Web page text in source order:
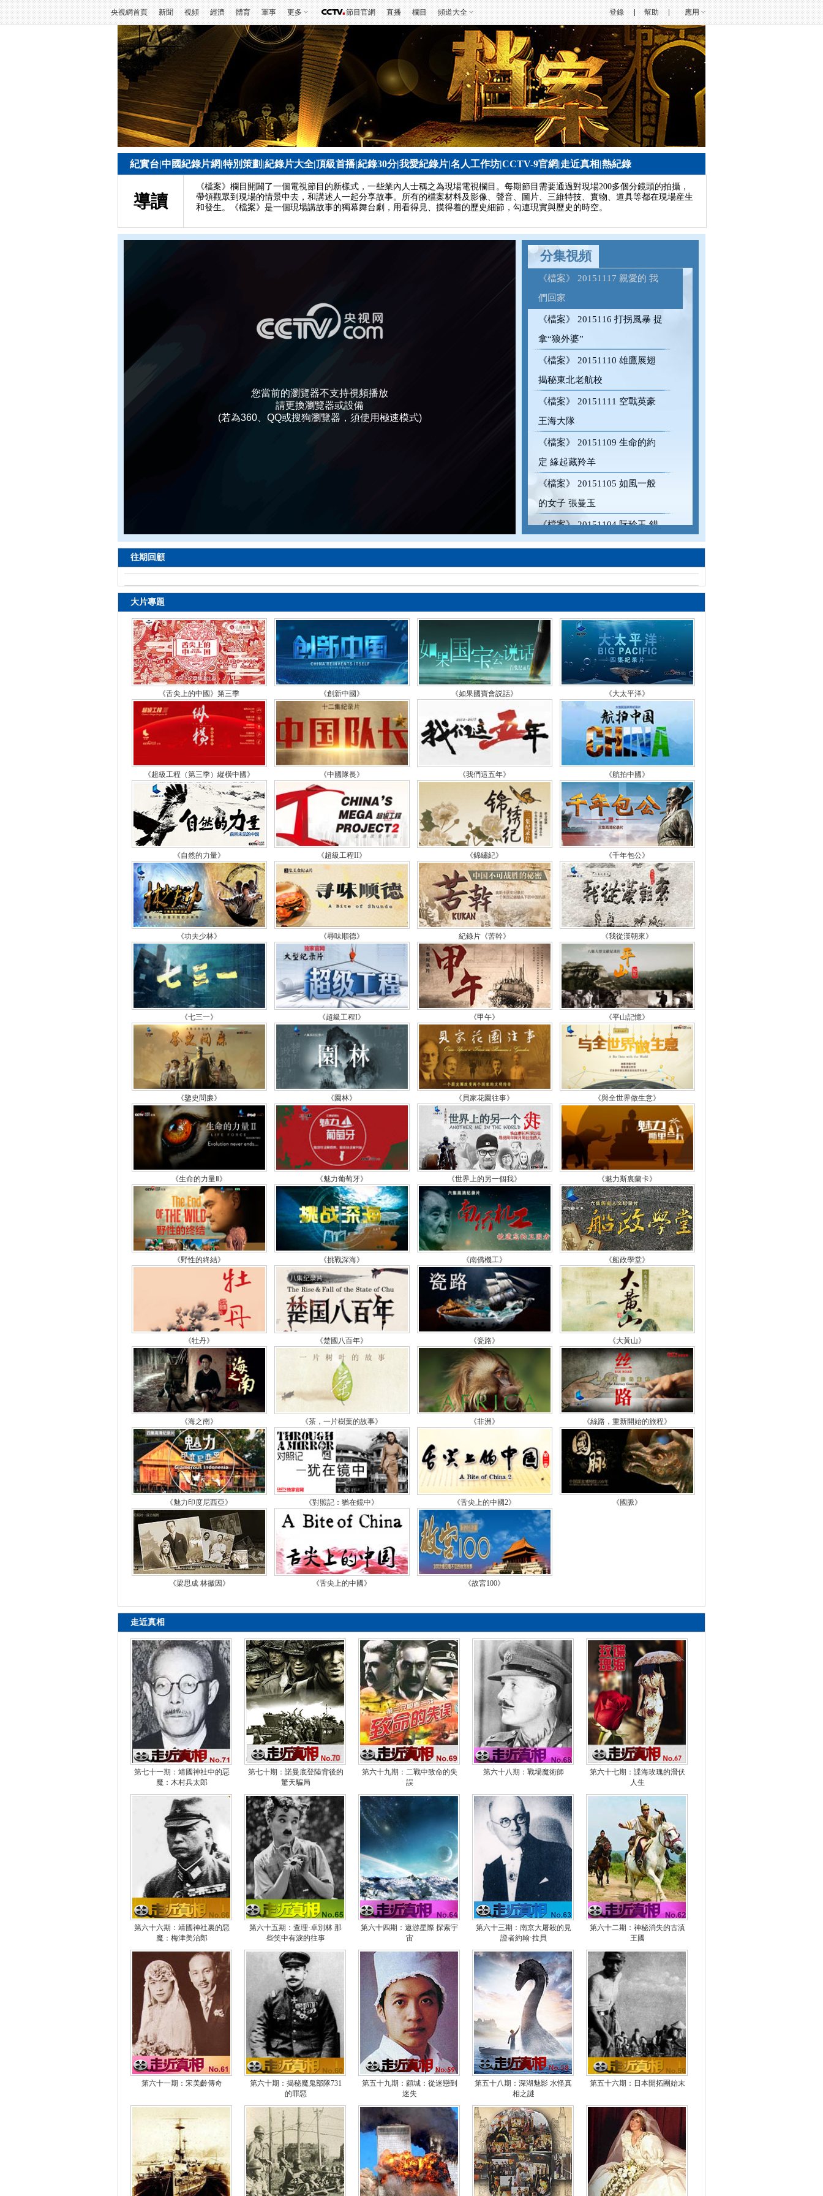
央視網首頁 新聞 視頻 經濟 體育 軍事 更多 節目官網 直播 欄目 頻道大全 幫助 應用
登錄
紀實台|中國紀錄片網|特別策劃 |紀錄片大全|頂級首播|紀錄30分|我愛紀錄片|名人工作坊|CCTV-9官網|走近真相|熱紀錄
導讀
《檔案》欄目開闢了一個電視節目的新樣式，一些業內人士稱之為現場電視欄目。每期節目需要通過對現場200多個分鏡頭的拍攝，
帶領觀眾到現場的情景中去，和講述人一起分享故事。所有的檔案材料及影像、聲音、圖片、三維特技、實物、道具等都在現場産生
和發生。《檔案》是一個現場講故事的獨幕舞台劇，用看得見、摸得着的歷史細節，勾連現實與歷史的時空。
您當前的瀏覽器不支持視頻播放
請更換瀏覽器或設備
(若為360、QQ或搜狗瀏覽器，須使用極速模式)
分集視頻
《檔案》 20151117 親愛的 我
們回家
《檔案》 2015116 打拐風暴 捉
拿“狼外婆”
《檔案》 20151110 雄鷹展翅
揭秘東北老航校
《檔案》 20151111 空戰英豪
王海大隊
《檔案》 20151109 生命的約
定 緣起藏羚羊
《檔案》 20151105 如風一般
的女子 張曼玉
《檔案》 20151104 阮玲玉 錯
愛一生
《檔案》 20151103 “金嗓子”周
璇的戲夢人生
劫
《檔案》 20151015 人鬼之間
沈醉知歸路
《檔案》 20151014 那些年我
們熱愛的搖滾
《檔案》 20151013 劉曉慶 一
個真實的傳奇
《檔案》 20151012 《北京人
在紐約》誕生記 有一種路 沒有
退路
《檔案》 20151008 為了生命
的權力 比利時的中國母親 錢秀
玲
《檔案》 20151004 毛澤東遺
物的故事（十）
《檔案》 20151004 毛澤東遺
物的故事（九）
《檔案》 20151003 毛澤東遺
物的故事（八）
《檔案》 20151003 毛澤東遺
物的故事（七）
《檔案》 20151002 毛澤東遺
物的故事（六）
《檔案》 20151002 毛澤東遺
物的故事（五）
《檔案》 20151001 毛澤東遺
物的故事（四）
《檔案》 20151001 毛澤東遺
物的故事（三）
《檔案》 20150930 毛澤東遺
物的故事（二）
《檔案》 20150930 毛澤東遺
物的故事（一）
《檔案》 20150929 解救吳若
甫之驚魂綁架案
《檔案》 20150924 馮小剛 葛
優——“編輯部”裏走出來的黃
金搭檔
《檔案》 20150923 蔣緯國身
《檔案》 20150922 蔣介石與
閻錫山互相算計的那些事
《檔案》 20150921 蔣經國“接
班”蔣介石
《檔案》 20150917 九一八特
往期回顧
大片專題
《舌尖上的中國》第三季 《創新中國》 《如果國寶會説話》 《大太平洋》
《超級工程（第三季）縱橫中國》 《中國隊長》 《我們這五年》 《航拍中國》
《自然的力量》 《超級工程II》 《錦繡紀》 《千年包公》
《功夫少林》 《尋味順德》 紀錄片《苦幹》 《我從漢朝來》
《七三一》 《超級工程I》 《甲午》 《平山記憶》
《鑒史問廉》 《園林》 《貝家花園往事》 《與全世界做生意》
《生命的力量Ⅱ》 《魅力葡萄牙》 《世界上的另一個我》 《魅力斯裏蘭卡》
《野性的終結》 《挑戰深海》 《南僑機工》 《船政學堂》
《牡丹》 《楚國八百年》 《瓷路》 《大黃山》
《海之南》 《茶，一片樹葉的故事》 《非洲》 《絲路，重新開始的旅程》
《魅力印度尼西亞》 《對照記：猶在鏡中》 《舌尖上的中國2》 《國脈》
《梁思成 林徽因》 《舌尖上的中國》 《故宮100》
走近真相
第七十一期：靖國神社中的惡
魔：木村兵太郎
第七十期：諾曼底登陸背後的
驚天騙局
第六十九期：二戰中致命的失
誤
第六十八期：戰場魔術師
第六十七期：諜海玫瑰的潛伏
人生
第六十六期：靖國神社裏的惡
魔：梅津美治郎
第六十五期：查理·卓別林 那
些笑中有淚的往事
第六十四期：遨游星際 探索宇
宙
第六十三期：南京大屠殺的見
證者約翰·拉貝
第六十二期：神秘消失的古滇
王國
第六十一期：宋美齡傳奇
第六十期：揭秘魔鬼部隊731
的罪惡
第五十九期：顧城：從迷戀到
迷失
第五十八期：深湖魅影 水怪真
相之謎
第五十六期：日本開拓團始末